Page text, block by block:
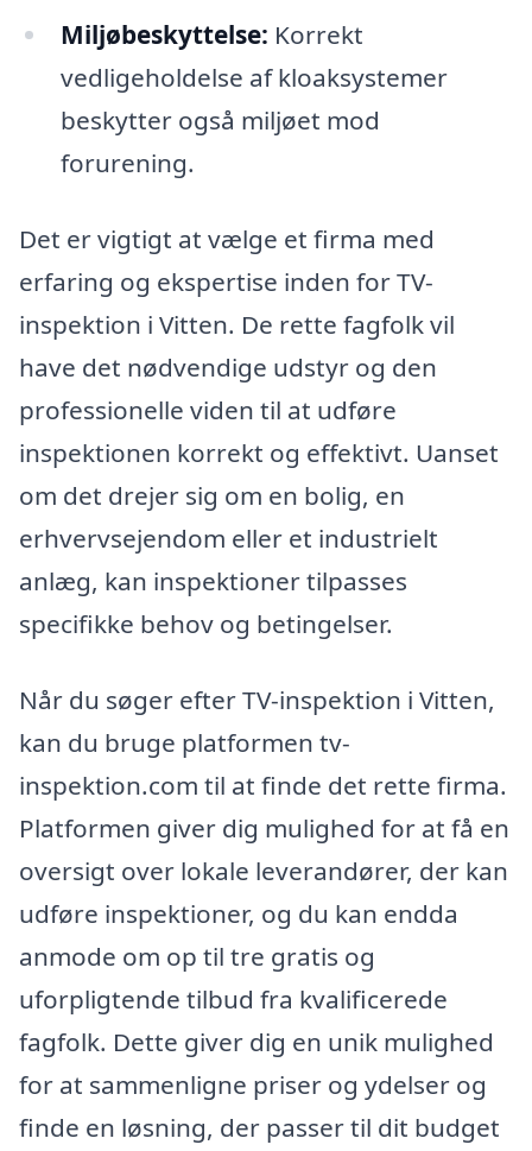
Miljøbeskyttelse: Korrekt
vedligeholdelse af kloaksystemer
beskytter også miljøet mod
forurening.
Det er vigtigt at vælge et firma med
erfaring og ekspertise inden for TV-
inspektion i Vitten. De rette fagfolk vil
have det nødvendige udstyr og den
professionelle viden til at udføre
inspektionen korrekt og effektivt. Uanset
om det drejer sig om en bolig, en
erhvervsejendom eller et industrielt
anlæg, kan inspektioner tilpasses
specifikke behov og betingelser.
Når du søger efter TV-inspektion i Vitten,
kan du bruge platformen tv-
inspektion.com til at finde det rette firma.
Platformen giver dig mulighed for at få en
oversigt over lokale leverandører, der kan
udføre inspektioner, og du kan endda
anmode om op til tre gratis og
uforpligtende tilbud fra kvalificerede
fagfolk. Dette giver dig en unik mulighed
for at sammenligne priser og ydelser og
finde en løsning, der passer til dit budget